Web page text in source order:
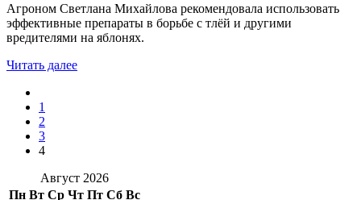
Агроном Светлана Михайлова рекомендовала использовать
эффективные препараты в борьбе с тлёй и другими
вредителями на яблонях.
Читать далее
1
2
3
4
Август 2026
Пн Вт Ср Чт Пт Сб Вс